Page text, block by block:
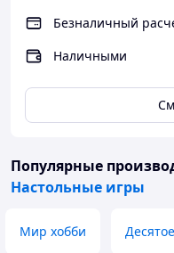
Безналичный
Наличными
Популярные
Настольные игры
Мир хобби